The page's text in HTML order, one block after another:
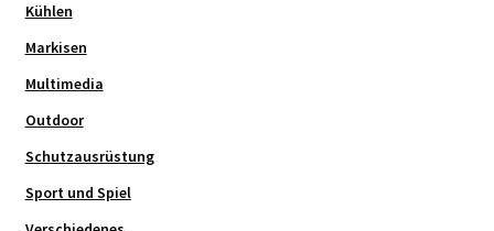
Kühlen
Markisen
Multimedia
Outdoor
Schutzausrüstung
Sport und Spiel